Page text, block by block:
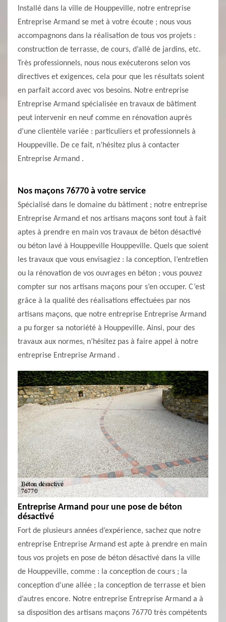
Installé dans la ville de Houppeville, notre entreprise
Entreprise Armand se met à votre écoute ; nous vous
accompagnons dans la réalisation de tous vos projets :
construction de terrasse, de cours, d’allé de jardins, etc.
Très professionnels, nous nous exécuterons selon vos
directives et exigences, cela pour que les résultats soient
en parfait accord avec vos besoins. Notre entreprise
Entreprise Armand spécialisée en travaux de bâtiment
peut intervenir en neuf comme en rénovation auprès
d’une clientèle variée : particuliers et professionnels à
Houppeville. De ce fait, n’hésitez plus à contacter
Entreprise Armand .
Nos maçons 76770 à votre service
Spécialisé dans le domaine du bâtiment ; notre entreprise
Entreprise Armand et nos artisans maçons sont tout à fait
aptes à prendre en main vos travaux de béton désactivé
ou béton lavé à Houppeville Houppeville. Quels que soient
les travaux que vous envisagiez : la conception, l’entretien
ou la rénovation de vos ouvrages en béton ; vous pouvez
compter sur nos artisans maçons pour s’en occuper. C’est
grâce à la qualité des réalisations effectuées par nos
artisans maçons, que notre entreprise Entreprise Armand
a pu forger sa notoriété à Houppeville. Ainsi, pour des
travaux aux normes, n’hésitez pas à faire appel à notre
entreprise Entreprise Armand .
Entreprise Armand pour une pose de béton
désactivé
Fort de plusieurs années d’expérience, sachez que notre
entreprise Entreprise Armand est apte à prendre en main
tous vos projets en pose de béton désactivé dans la ville
de Houppeville, comme : la conception de cours ; la
conception d’une allée ; la conception de terrasse et bien
d’autres encore. Notre entreprise Entreprise Armand a à
sa disposition des artisans maçons 76770 très compétents